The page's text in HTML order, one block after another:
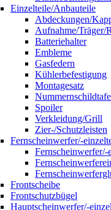
Einzelteile/Anbauteile
Abdeckungen/
Aufnahme/Träger/
Batteriehalter
Embleme
Gasfedern
Kühlerbefestigung
Montagesatz
Spoiler
Verkleidung/Grill
Zier-/Schutzleisten
Fernscheinwerfer/-
Fernscheinwerfer/-
Frontscheibe
Frontschutzbügel
Hauptscheinwerfer/-